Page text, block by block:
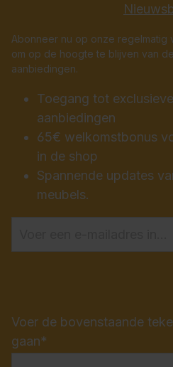
Abonneer nu op onze regelmatig
om op de hoogte te blijven van
aanbiedingen.
Toegang tot
aanbiedingen
65€ welkomstbonus
in de shop
Spannende updates
meubels.
Voer de bovenstaande
gaan*